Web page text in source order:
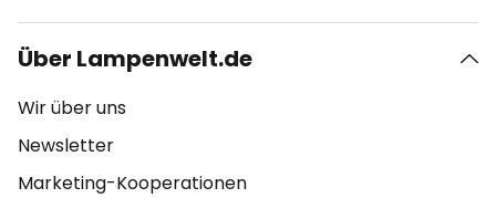
Über Lampenwelt.de
Wir über uns
Newsletter
Marketing-Kooperationen